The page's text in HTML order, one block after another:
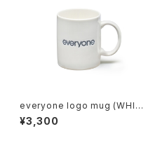
everyone logo mug (WHIT
E)
¥3,300